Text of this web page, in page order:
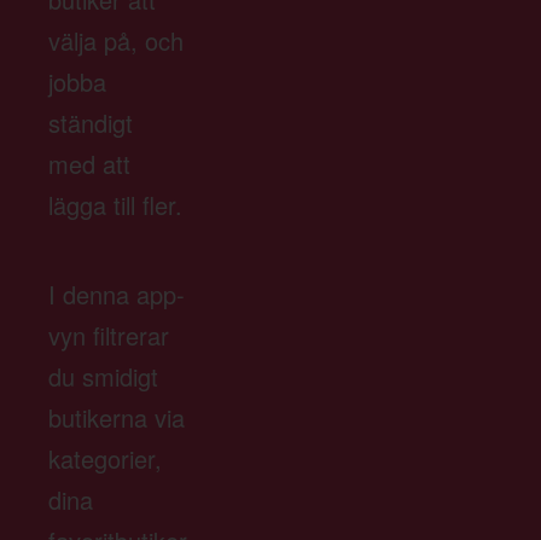
välja på, och
jobba
ständigt
med att
lägga till fler.
I denna app-
vyn filtrerar
du smidigt
butikerna via
kategorier,
dina